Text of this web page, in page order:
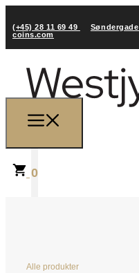
(+45) 28 11 69 49
coins.com
0
Alle produkter